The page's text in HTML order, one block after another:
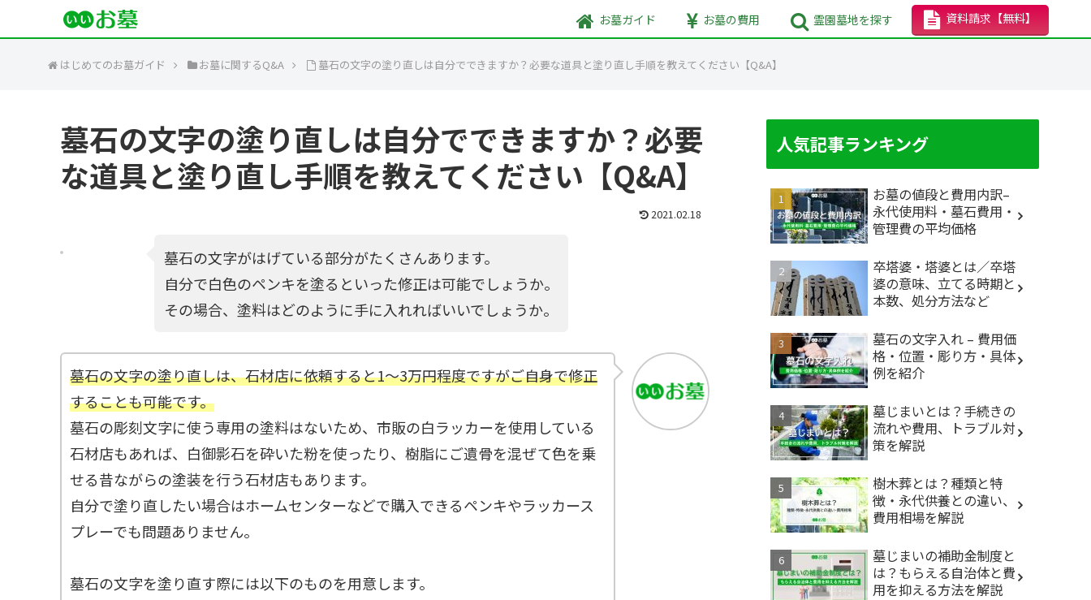
お墓ガイド お墓の費用 霊園墓地を探す 資料請求 【無料】
はじめてのお墓ガイド お墓に関するQ&A 墓石の文字の塗り直しは自分でできますか？必要な道具と塗り直し手順を教えてください【Q&A】
墓石の文字の塗り直しは自分でできますか？必要
な道具と塗り直し手順を教えてください【Q&A】
2021.02.18
墓石の文字がはげている部分がたくさんあります。
自分で白色のペンキを塗るといった修正は可能でしょうか。
その場合、塗料はどのように手に入れればいいでしょうか。
墓石の文字の塗り直しは、石材店に依頼すると1～3万円程度ですがご自身で修正
することも可能です。
墓石の彫刻文字に使う専用の塗料はないため、市販の白ラッカーを使用している
石材店もあれば、白御影石を砕いた粉を使ったり、樹脂にご遺骨を混ぜて色を乗
せる昔ながらの塗装を行う石材店もあります。
自分で塗り直したい場合はホームセンターなどで購入できるペンキやラッカース
プレーでも問題ありません。
墓石の文字を塗り直す際には以下のものを用意します。
人気記事ランキング
お墓の値段と費用内訳–
永代使用料・墓石費用・
管理費の平均価格
卒塔婆・塔婆とは／卒塔
婆の意味、立てる時期と
本数、処分方法など
墓石の文字入れ – 費用価
格・位置・彫り方・具体
例を紹介
墓じまいとは？手続きの
流れや費用、トラブル対
策を解説
樹木葬とは？種類と特
徴・永代供養との違い、
費用相場を解説
墓じまいの補助金制度と
は？もらえる自治体と費
用を抑える方法を解説